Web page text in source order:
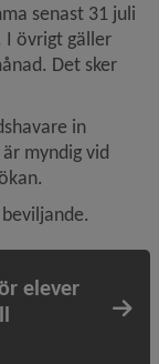
senast 31 juli
I övrigt gäller
Det sker
in
myndig vid
elever